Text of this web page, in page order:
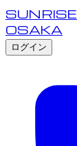
SUNRISE
OSAKA
ログイン